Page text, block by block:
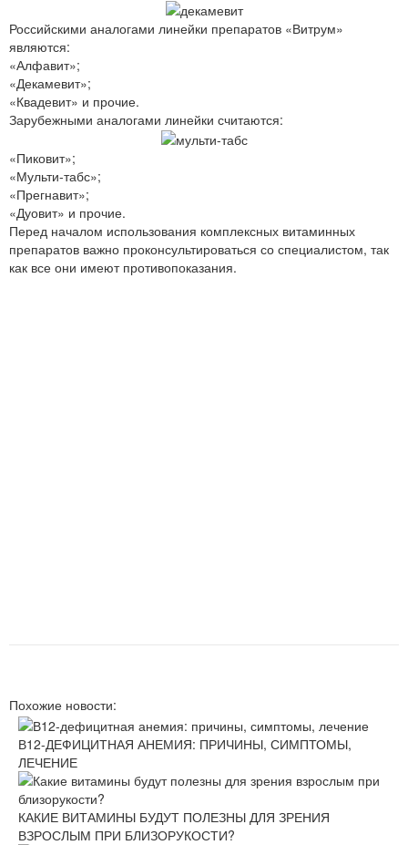
Российскими аналогами линейки препаратов «Витрум»
являются:
«Алфавит»;
«Декамевит»;
«Квадевит» и прочие.
Зарубежными аналогами линейки считаются:
«Пиковит»;
«Мульти-табс»;
«Прегнавит»;
«Дуовит» и прочие.
Перед началом использования комплексных витаминных
препаратов важно проконсультироваться со специалистом, так
как все они имеют противопоказания.
Похожие новости:
В12-ДЕФИЦИТНАЯ АНЕМИЯ: ПРИЧИНЫ, СИМПТОМЫ,
ЛЕЧЕНИЕ
КАКИЕ ВИТАМИНЫ БУДУТ ПОЛЕЗНЫ ДЛЯ ЗРЕНИЯ
ВЗРОСЛЫМ ПРИ БЛИЗОРУКОСТИ?